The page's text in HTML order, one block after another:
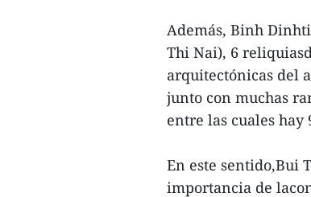
Además, Binh
Thi Nai), 6
arquitectónicas del
junto con muchas
entre las cuales hay
En este sentido,Bui
importancia de